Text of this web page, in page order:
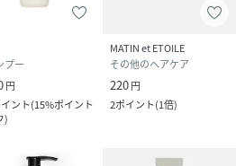
プー
円
ント(15%ポイント
)
MATIN et ETOILE
その他のヘアケア
220円
2ポイント(1倍)